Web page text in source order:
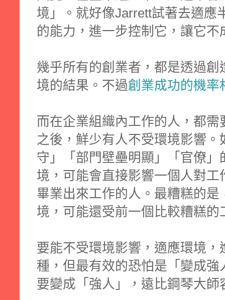
境」。就好像Jarrett試著去適應
的能力，進一步控制它，讓它
幾乎所有的創業者，都是透過
境的結果。不過創業成功的機率
而在企業組織內工作的人，都
之後，鮮少有人不受環境影響
守」「部門壁壘明顯」「官僚
境，可能會直接影響一個人對
畢業出來工作的人。最糟糕的
境，可能還受前一個比較糟糕的
要能不受環境影響，適應環境
種，但最有效的恐怕是「變成
要變成「強人」，遠比鋼琴大師